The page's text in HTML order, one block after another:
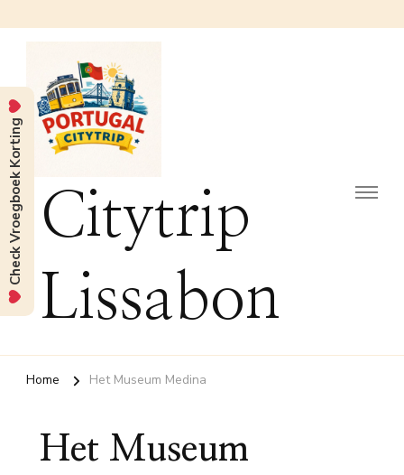
Citytrip
Lissabon
Home Het Museum Medina
Het Museum
Check Vroegboek Korting